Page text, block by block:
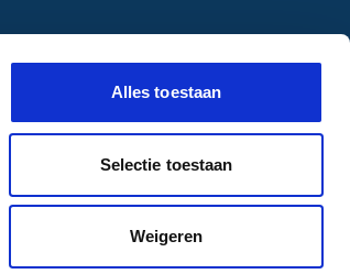
Alles toestaan
Selectie toestaan
Weigeren